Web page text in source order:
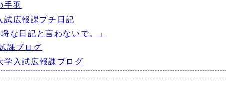
手羽
試広報課プチ日記
な日記と言わないで。」
課ブログ
学入試広報課ブログ